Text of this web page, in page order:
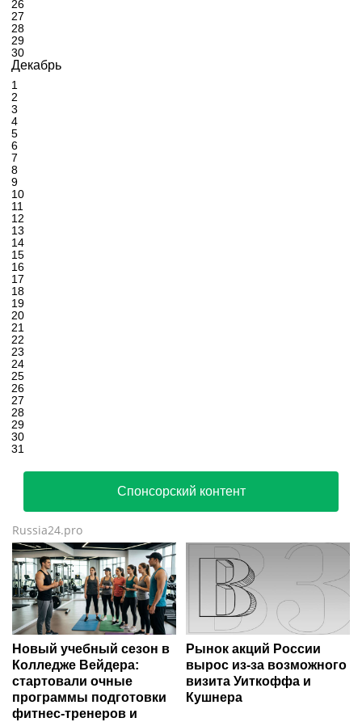
26
27
28
29
30
Декабрь
1
2
3
4
5
6
7
8
9
10
11
12
13
14
15
16
17
18
19
20
21
22
23
24
25
26
27
28
29
30
31
Спонсорский контент
Russia24.pro
Новый учебный сезон в
Колледже Вейдера:
стартовали очные
программы подготовки
фитнес-тренеров и
Рынок акций России
вырос из-за возможного
визита Уиткоффа и
Кушнера